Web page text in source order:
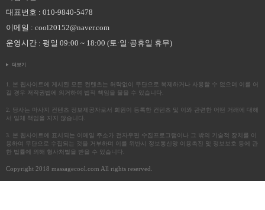
대표번호 : 010-9840-5478
이메일 : cool20152@naver.com
운영시간 : 평일 09:00 ~ 18:00 (토·일·공휴일 휴무)
더보기
1. 본 웹사이트에 게시된 모든 컨텐츠는 허락없이 무단으로 복제하거나 사용할 수 없으며 이를 어
길 경우 저작권법에 의거하여 법적 책임을 물을 수 있습니다.
2. 당사는 마사지 컨텐츠 정보제공자로서 회원이 등록한 컨텐츠 및 이와 관련한 어떤 거래에 대해
서 일체 책임을 지지 않습니다.
3. 본 웹사이트에 표시되는 이메일 주소가 전자우편 수집프로그램이나 그 밖의 기술적 장치를 이
용하여 무단으로 수집되는 것을 거부하며 이를 위반시 정보통신망 이용촉진 및 정보보호 등에 관
한 법률에 의해 형사처벌을 받을 수 있습니다.
Copyright 2018 massagecool.com All rights reserved.